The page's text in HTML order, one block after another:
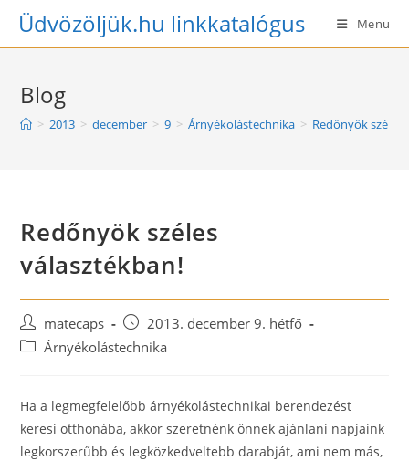
SkipÜdvözöljük.hu linkkatalógus Menu
Blog
> 2013 > december > 9 > Árnyékolástechnika > Redőnyök széles
Redőnyök széles
választékban!
Post
author:
matecaps
Post
published:
2013. december 9. hétfő
PostÁrnyékolástechnika
Ha a legmegfelelőbb árnyékolástechnikai berendezést
keresi otthonába, akkor szeretnénk önnek ajánlani napjaink
legkorszerűbb és legközkedveltebb darabját, ami nem más,